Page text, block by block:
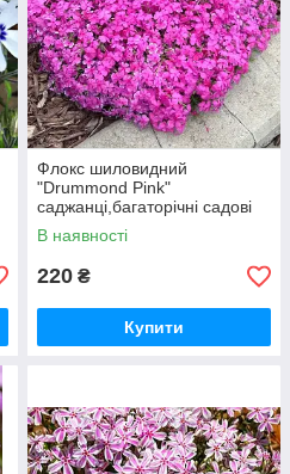
Флокс шиловидний
"Drummond Pink"
саджанці,багаторічні садові
квіти, розсада, Садові квіти
низькорослі
В наявності
220 ₴
Купити